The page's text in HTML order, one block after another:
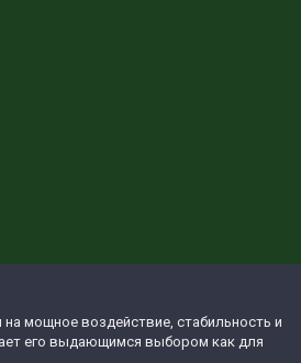
мощное воздействие, стабильность и
его выдающимся выбором как для